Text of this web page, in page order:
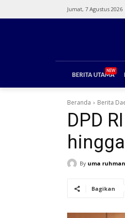
Jumat, 7 Agustus 2026
BERITA UTAMA
NEW
Beranda Berita
DPD
By uma
Bagikan